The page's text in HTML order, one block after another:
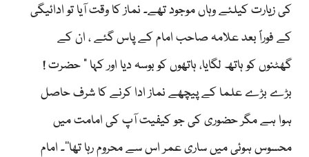
کی زیارت کیلئے وہاں موجود تھے۔ نماز کا وقت آیا تو ادائیگی
کے فوراً بعد علامہ صاحب امام کے پاس گئے ، ان کے
گھٹنوں کو ہاتھ لگایا، ہاتھوں کو بوسہ دیا اور کہا ” حضرت !
بڑے بڑے علما کے پیچھے نماز ادا کرنے کا شرف حاصل
ہوا ہے مگر حضوری کی جو کیفیت آپ کی امامت میں
محسوس ہوئی میں ساری عمر اس سے محروم رہا تھا‘‘۔ امام